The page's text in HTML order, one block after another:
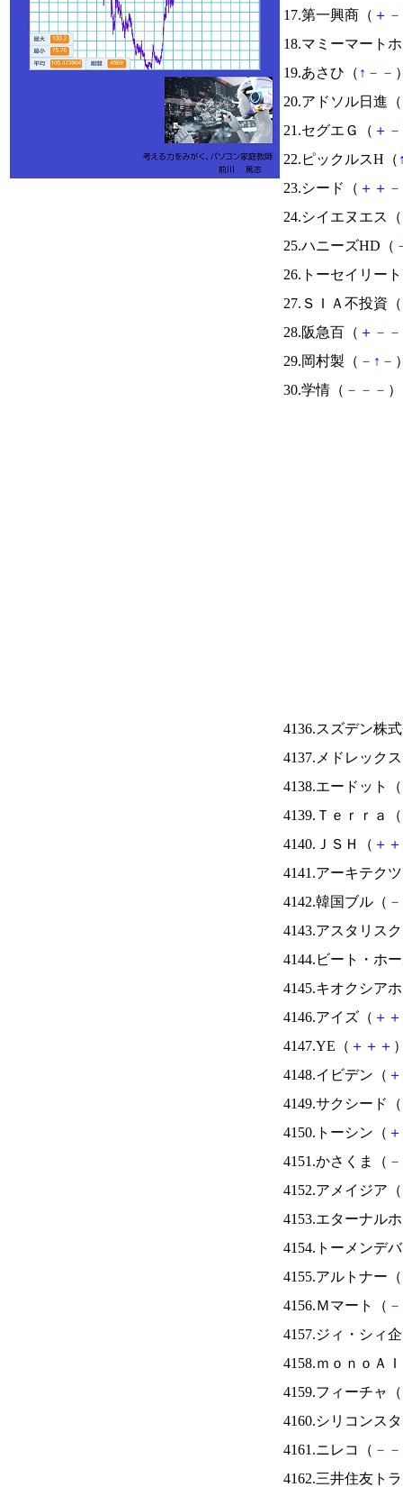
17.第一興商（ ＋ －
18.マミーマート
19.あさひ（ ↑ － －
20.アドソル日進（
21.セグエＧ（ ＋ －
22.ピックルスH（
23.シード（ ＋ ＋ －
24.シイエヌエス（
25.ハニーズHD（
26.トーセイリー
27.ＳＩＡ不投資（
28.阪急百（ ＋ － －
29.岡村製（ － ↑ －
30.学情（ － － －
4136.スズデン株
4137.メドレック
4138.エードット（
4139.Ｔｅｒｒａ（
4140.ＪＳＨ（ ＋ ＋
4141.アーキテク
4142.韓国ブル（ －
4143.アスタリス
4144.ビート・ホ
4145.キオクシア
4146.アイズ（ ＋ ＋
4147.YE（ ＋ ＋ ＋
4148.イビデン（ ＋
4149.サクシード（
4150.トーシン（ ＋
4151.かさくま（ －
4152.アメイジア（
4153.エターナル
4154.トーメンデ
4155.アルトナー（
4156.Ｍマート（ －
4157.ジィ・シィ
4158.ｍｏｎｏＡ
4159.フィーチャ（
4160.シリコンス
4161.ニレコ（ － －
4162.三井住友ト